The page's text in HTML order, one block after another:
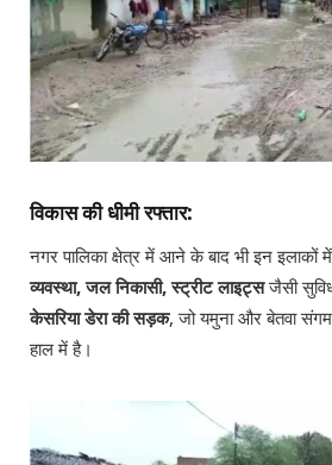
विकास की धीमी रफ्तार:
नगर पालिका क्षेत्र में आने के बाद भी इन इलाकों
व्यवस्था, जल निकासी, स्ट्रीट लाइट्सजैसी
केसरिया डेरा की सड़क, जो यमुना और बेतवा
हाल में है।